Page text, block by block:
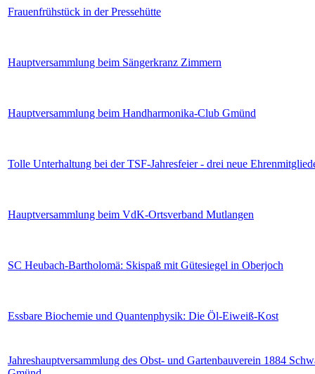
Frauenfrühstück in der Pressehütte
Hauptversammlung beim Sängerkranz Zimmern
Hauptversammlung beim Handharmonika-Club Gmünd
Tolle Unterhaltung bei der TSF-Jahresfeier - drei neue
Hauptversammlung beim VdK-Ortsverband Mutlangen
SC Heubach-Bartholomä: Skispaß mit Gütesiegel in Oberjoch
Essbare Biochemie und Quantenphysik: Die Öl-Eiweiß-Kost
Jahreshauptversammlung des Obst- und Gartenbauverein 1884